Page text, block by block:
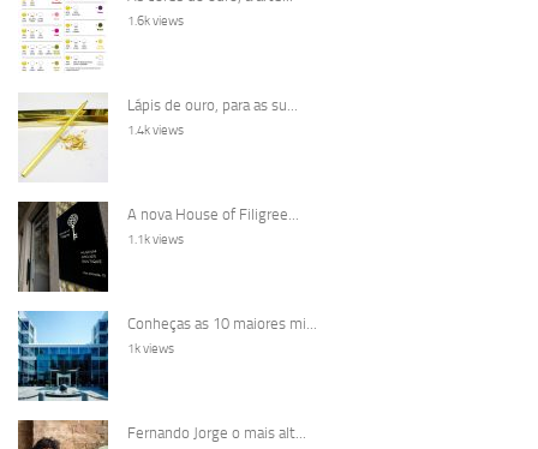
1.6k views
Lápis de ouro, para as su...
1.4k views
A nova House of Filigree...
1.1k views
Conheças as 10 maiores mi...
1k views
Fernando Jorge o mais alt...